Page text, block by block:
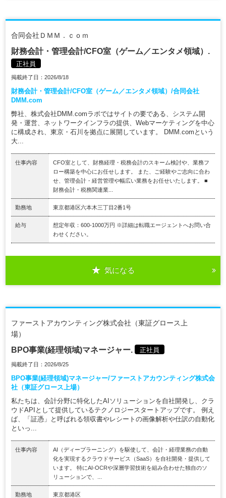
合同会社ＤＭＭ．ｃｏｍ
財務会計・管理会計/CFO室（ゲーム／エンタメ領域）.
正社員
掲載終了日：2026/8/18
財務会計・管理会計/CFO室（ゲーム／エンタメ領域）/合同会社
DMM.com
弊社、株式会社DMM.comラボではサイトの要である、システム開
発・運営、ネットワークインフラの提供、Webマーケティングを中心
に構成され、東京・石川を拠点に展開しています。 DMM.comという
大...
仕事内容
CFO室として、財務経理・税務会計のスキーム検討や、業務フ
ロー構築を中心にお任せします。 また、ご経験やご志向に合わ
せ、管理会計・経営管理や幅広い業務をお任せいたします。 ■
財務会計・税務関連業...
勤務地 東京都港区六本木三丁目2番1号
給与
想定年収：600-1000万円 ※詳細は転職エージェントへお問い合
わせください。
気になる
ファーストアカウンティング株式会社（東証グロース上
場）
BPO事業(経理領域)マネージャー. 正社員
掲載終了日：2026/8/25
BPO事業(経理領域)マネージャー/ファーストアカウンティング株式会
社（東証グロース上場）
私たちは、会計分野に特化したAIソリューションを自社開発し、クラ
ウドAPIとして提供しているテクノロジースタートアップです。 例え
ば、「証憑」と呼ばれる領収書やレシートの画像解析や仕訳の自動化
といっ...
仕事内容
AI（ディープラーニング）を駆使して、会計・経理業務の自動
化を実現するクラウドサービス（SaaS）を自社開発・提供して
います。 特にAI-OCRや深層学習技術を組み合わせた独自のソ
リューションで、...
勤務地 東京都港区